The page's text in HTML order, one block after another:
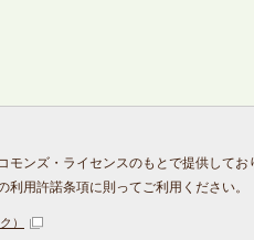
ンズ・ライセンスのもとで提供してお
用許諾条項に則ってご利用ください。
）